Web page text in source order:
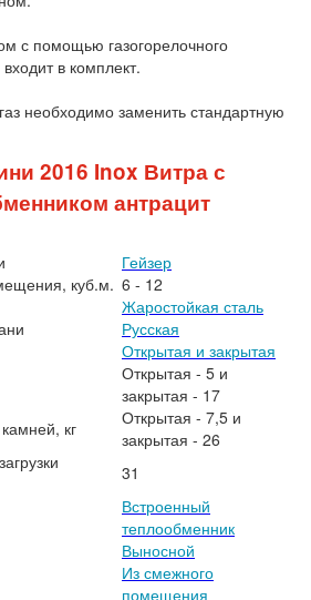
с помощью газогорелочного
в комплект.
необходимо заменить стандартную
2016 Inox Витра с
антрацит
Гейзер
куб.м. 6 - 12
Жаростойкая сталь
Русская
Открытая и закрытая
Открытая - 5 и
закрытая - 17
кг
Открытая - 7,5 и
закрытая - 26
31
Встроенный
теплообменник
Выносной
Из смежного
помещения